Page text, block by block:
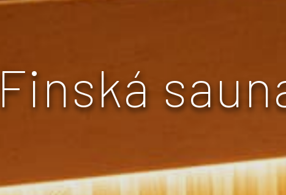
Finská